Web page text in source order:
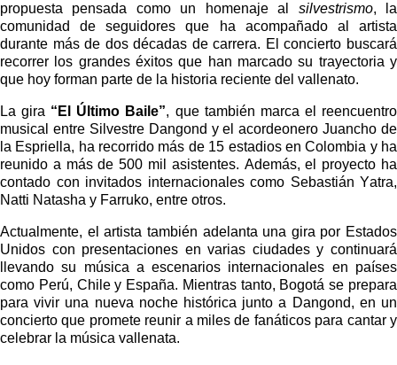
propuesta pensada como un homenaje al silvestrismo, la
comunidad de seguidores que ha acompañado al artista
durante más de dos décadas de carrera. El concierto buscará
recorrer los grandes éxitos que han marcado su trayectoria y
que hoy forman parte de la historia reciente del vallenato.
La gira “El Último Baile”, que también marca el reencuentro
musical entre Silvestre Dangond y el acordeonero Juancho de
la Espriella, ha recorrido más de 15 estadios en Colombia y ha
reunido a más de 500 mil asistentes. Además, el proyecto ha
contado con invitados internacionales como Sebastián Yatra,
Natti Natasha y Farruko, entre otros.
Actualmente, el artista también adelanta una gira por Estados
Unidos con presentaciones en varias ciudades y continuará
llevando su música a escenarios internacionales en países
como Perú, Chile y España. Mientras tanto, Bogotá se prepara
para vivir una nueva noche histórica junto a Dangond, en un
concierto que promete reunir a miles de fanáticos para cantar y
celebrar la música vallenata.